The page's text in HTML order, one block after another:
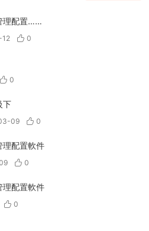
理配置……
0
0
下
09 0
理配置軟件
0
理配置軟件
0